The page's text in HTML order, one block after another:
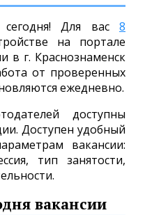
Для вас 8
на портале
в г. Краснознаменск
от проверенных
ежедневно.
доступны
Доступен удобный
вакансии:
тип занятости,
вакансии